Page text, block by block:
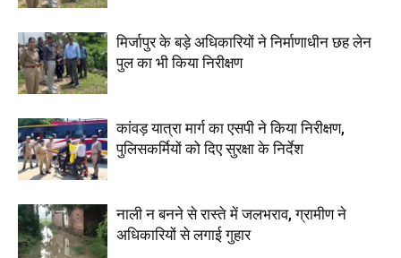
मिर्जापुर के बड़े अधिकारियों ने निर्माणाधीन छह लेन
पुल का भी किया निरीक्षण
कांवड़ यात्रा मार्ग का एसपी ने किया निरीक्षण,
पुलिसकर्मियों को दिए सुरक्षा के निर्देश
नाली न बनने से रास्ते में जलभराव, ग्रामीण ने
अधिकारियों से लगाई गुहार